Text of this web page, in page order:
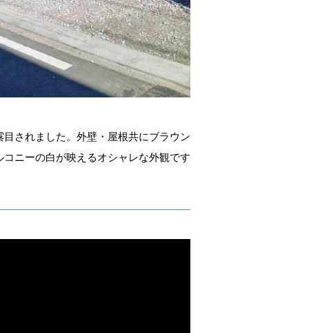
されました。外壁・屋根共にブラウン
ニーの白が映えるオシャレな外観です